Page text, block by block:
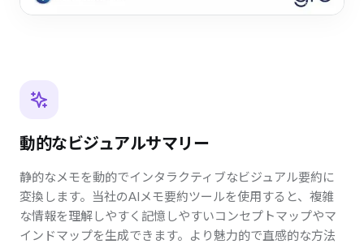
動的なビジュアルサマリー
静的なメモを動的でインタラクティブなビジュアル要約に
変換します。当社のAIメモ要約ツールを使用すると、複雑
な情報を理解しやすく記憶しやすいコンセプトマップやマ
インドマップを生成できます。より魅力的で直感的な方法